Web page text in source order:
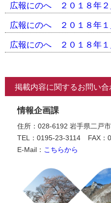
広報にのへ ２０１８年２
広報にのへ ２０１８年１
広報にのへ ２０１８年１
掲載内容に関するお問い合
情報企画課
住所：028-6192 岩手県二戸
TEL：0195-23-3114
FAX：
E-Mail： こちらから